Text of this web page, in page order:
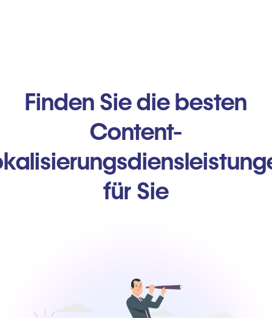
Finden Sie die besten
Content-
für Sie